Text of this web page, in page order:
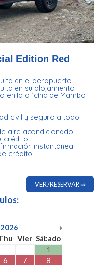
Edition Red
en el aeropuerto
en su alojamiento
en la oficina de Mambo
civil y seguro a todo
aire acondicionado
crédito
instantánea.
crédito
VER /RESERVAR ⇒
2026
Vier Sábado
1
6 7
8